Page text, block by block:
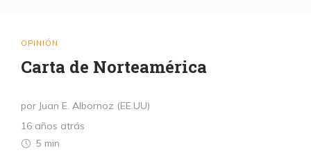
OPINIÓN
Carta de Norteamérica
por Juan E. Albornoz (EE.UU)
16 años atrás
5 min